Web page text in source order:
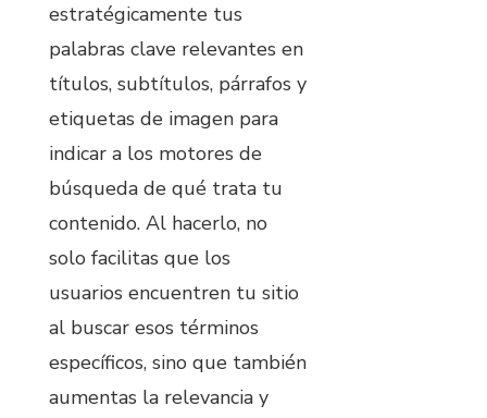
estratégicamente tus
palabras clave relevantes en
títulos, subtítulos, párrafos y
etiquetas de imagen para
indicar a los motores de
búsqueda de qué trata tu
contenido. Al hacerlo, no
solo facilitas que los
usuarios encuentren tu sitio
al buscar esos términos
específicos, sino que también
aumentas la relevancia y